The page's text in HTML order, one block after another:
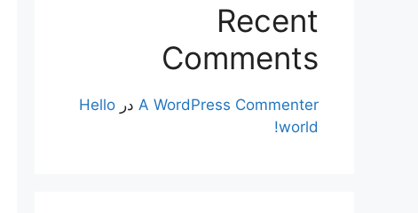
Recent
Comments
A WordPress Commenter در Hello
world!